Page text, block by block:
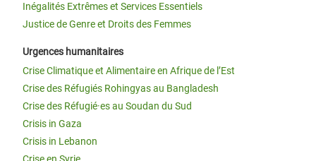
Inégalités Extrêmes et Services Essentiels
Justice de Genre et Droits des Femmes
Urgences humanitaires
Crise Climatique et Alimentaire en Afrique de l’Est
Crise des Réfugiés Rohingyas au Bangladesh
Crise des Réfugié·es au Soudan du Sud
Crisis in Gaza
Crisis in Lebanon